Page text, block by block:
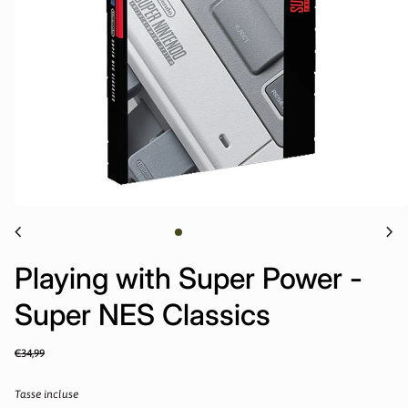
chevron_left chevron_right
Playing with Super Power -
Super NES Classics
Prezzo normale
€34,99
Sale price
Tasse incluse